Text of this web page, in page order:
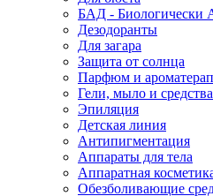
БАД - Биологически
Дезодоранты
Для загара
Защита от солнца
Парфюм и
Гели, мыло и
Эпиляция
Детская линия
Антипигментация
Аппараты для тела
Аппаратная
Обезболивающие